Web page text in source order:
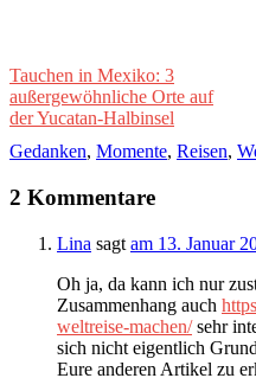
Tauchen in Mexiko: 3
außergewöhnliche Orte auf
der Yucatan-Halbinsel
Gedanken, Momente, Reisen,
2 Kommentare
Lina sagt am 13. Januar
Oh ja, da kann ich nur
Zusammenhang auch
weltreise-machen/sehr
sich nicht eigentlich
Eure anderen Artikel zu